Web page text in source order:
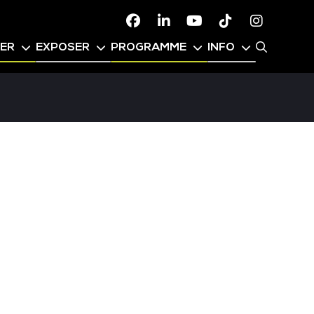
FacebookLinkedinYoutubeTikTok
EXPOSER PROGRAMME INFO